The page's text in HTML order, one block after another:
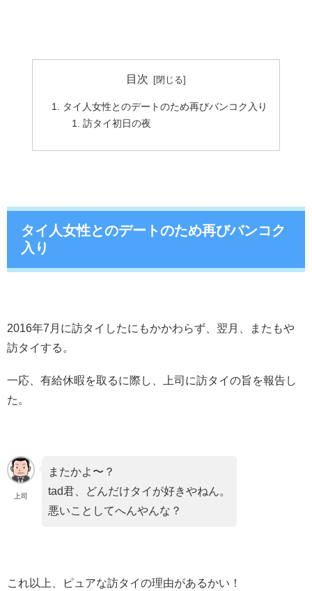
目次
タイ人女性とのデートのため再びバンコク入り
訪タイ初日の夜
タイ人女性とのデートのため再びバンコク
入り
2016年7月に訪タイしたにもかかわらず、翌月、またもや
訪タイする。
一応、有給休暇を取るに際し、上司に訪タイの旨を報告し
た。
上司
またかよ〜？
tad君、どんだけタイが好きやねん。
悪いことしてへんやんな？
これ以上、ピュアな訪タイの理由があるかい！